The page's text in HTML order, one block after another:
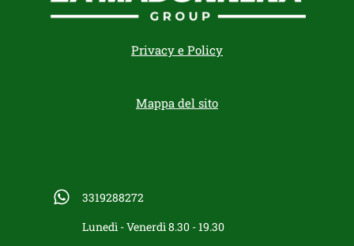
Privacy e Policy
Mappa del sito
3319288272
Lunedì - Venerdì 8.30 - 19.30